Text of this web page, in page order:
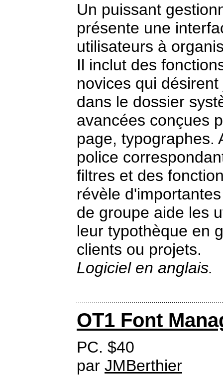
Un puissant
présente une
utilisateurs à
Il inclut des
novices qui
dans le dossier
avancées conçues
page, typographes.
police
filtres et des
révèle
de groupe aide les
leur typothèque en
clients ou projets.
Logiciel en anglais.
OT1 Font
PC. $40
par JMBerthier